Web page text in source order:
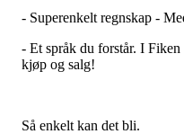
- Superenkelt regnskap -
- Et språk du forstår. I
kjøp og salg!
Så enkelt kan det bli.